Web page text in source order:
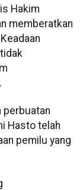
Hakim
memberatkan
perbuatan
Hasto telah
pemilu yang